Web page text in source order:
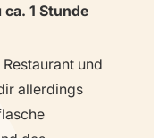
ca. 1 Stunde
und
allerdings